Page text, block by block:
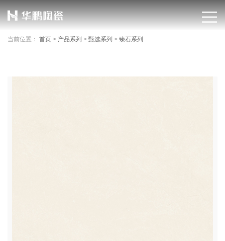
当前位置： 首页 > 产品系列 > 甄选系列 > 臻石系列